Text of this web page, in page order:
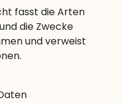
fasst die Arten
die Zwecke
und verweist